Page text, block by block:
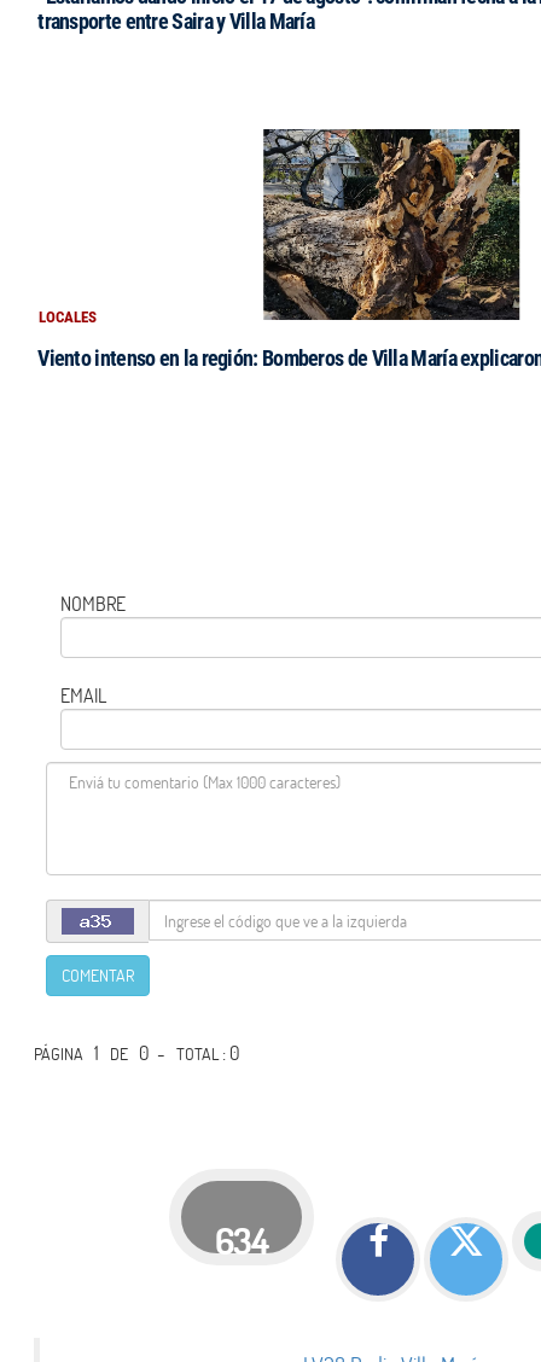
transporte entre Saira y Villa María
LOCALES
Viento intenso en la región: Bomberos de Villa María
NOMBRE
EMAIL
COMENTAR
PÁGINA 1 DE 0 -TOTAL: 0
634